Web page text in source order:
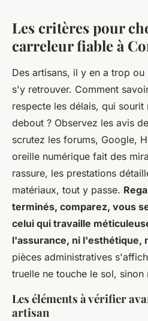
Les critères pour
carreleur fiable à
Des artisans, il y en a trop
s'y retrouver. Comment
respecte les délais, qui sourit
debout ? Observez les avis
scrutez les forums, Google,
oreille numérique fait des
rassure, les prestations
matériaux, tout y passe.
terminés, comparez, vous
celui qui travaille
l'assurance, ni l'esthétique,
pièces administratives
truelle ne touche le sol, sinon
Les éléments à vérifier
artisan